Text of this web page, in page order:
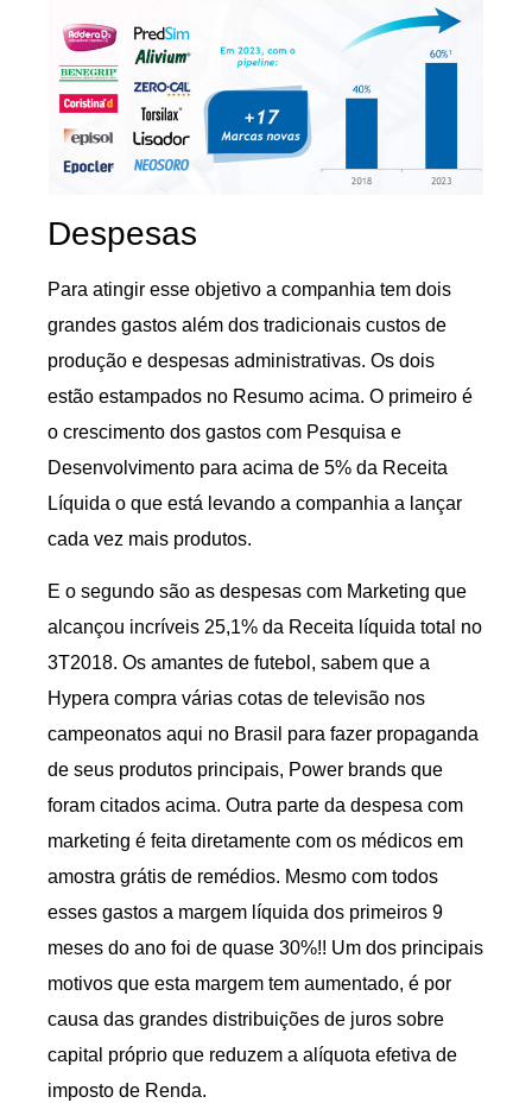
Despesas
Para atingir esse objetivo a companhia tem dois
grandes gastos além dos tradicionais custos de
produção e despesas administrativas. Os dois
estão estampados no Resumo acima. O primeiro é
o crescimento dos gastos com Pesquisa e
Desenvolvimento para acima de 5% da Receita
Líquida o que está levando a companhia a lançar
cada vez mais produtos.
E o segundo são as despesas com Marketing que
alcançou incríveis 25,1% da Receita líquida total no
3T2018. Os amantes de futebol, sabem que a
Hypera compra várias cotas de televisão nos
campeonatos aqui no Brasil para fazer propaganda
de seus produtos principais, Power brands que
foram citados acima. Outra parte da despesa com
marketing é feita diretamente com os médicos em
amostra grátis de remédios. Mesmo com todos
esses gastos a margem líquida dos primeiros 9
meses do ano foi de quase 30%!! Um dos principais
motivos que esta margem tem aumentado, é por
causa das grandes distribuições de juros sobre
capital próprio que reduzem a alíquota efetiva de
imposto de Renda.